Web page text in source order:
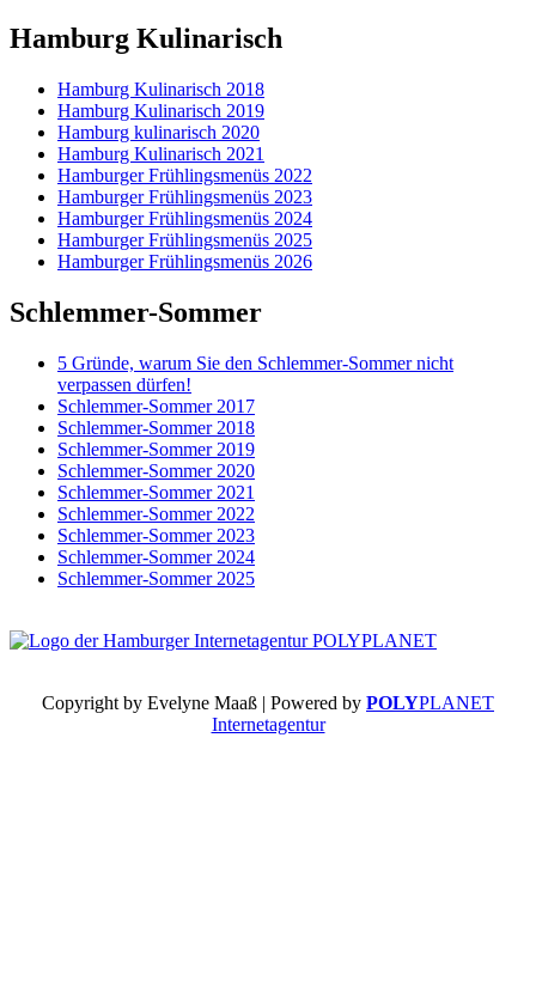
Hamburg Kulinarisch
Hamburg Kulinarisch 2018
Hamburg Kulinarisch 2019
Hamburg kulinarisch 2020
Hamburg Kulinarisch 2021
Hamburger Frühlingsmenüs 2022
Hamburger Frühlingsmenüs 2023
Hamburger Frühlingsmenüs 2024
Hamburger Frühlingsmenüs 2025
Hamburger Frühlingsmenüs 2026
Schlemmer-Sommer
5 Gründe, warum Sie den Schlemmer-Sommer nicht
verpassen dürfen!
Schlemmer-Sommer 2017
Schlemmer-Sommer 2018
Schlemmer-Sommer 2019
Schlemmer-Sommer 2020
Schlemmer-Sommer 2021
Schlemmer-Sommer 2022
Schlemmer-Sommer 2023
Schlemmer-Sommer 2024
Schlemmer-Sommer 2025
Copyright by Evelyne Maaß | Powered by POLYPLANET
Internetagentur